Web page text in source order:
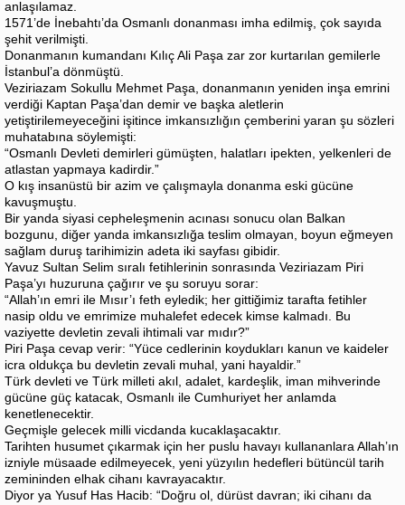
anlaşılamaz.
1571’de İnebahtı’da Osmanlı donanması imha edilmiş, çok sayıda
şehit verilmişti.
Donanmanın kumandanı Kılıç Ali Paşa zar zor kurtarılan gemilerle
İstanbul’a dönmüştü.
Veziriazam Sokullu Mehmet Paşa, donanmanın yeniden inşa emrini
verdiği Kaptan Paşa’dan demir ve başka aletlerin
yetiştirilemeyeceğini işitince imkansızlığın çemberini yaran şu sözleri
muhatabına söylemişti:
“Osmanlı Devleti demirleri gümüşten, halatları ipekten, yelkenleri de
atlastan yapmaya kadirdir.”
O kış insanüstü bir azim ve çalışmayla donanma eski gücüne
kavuşmuştu.
Bir yanda siyasi cepheleşmenin acınası sonucu olan Balkan
bozgunu, diğer yanda imkansızlığa teslim olmayan, boyun eğmeyen
sağlam duruş tarihimizin adeta iki sayfası gibidir.
Yavuz Sultan Selim sıralı fetihlerinin sonrasında Veziriazam Piri
Paşa’yı huzuruna çağırır ve şu soruyu sorar:
“Allah’ın emri ile Mısır’ı feth eyledik; her gittiğimiz tarafta fetihler
nasip oldu ve emrimize muhalefet edecek kimse kalmadı. Bu
vaziyette devletin zevali ihtimali var mıdır?”
Piri Paşa cevap verir: “Yüce cedlerinin koydukları kanun ve kaideler
icra oldukça bu devletin zevali muhal, yani hayaldir.”
Türk devleti ve Türk milleti akıl, adalet, kardeşlik, iman mihverinde
gücüne güç katacak, Osmanlı ile Cumhuriyet her anlamda
kenetlenecektir.
Geçmişle gelecek milli vicdanda kucaklaşacaktır.
Tarihten husumet çıkarmak için her puslu havayı kullananlara Allah’ın
izniyle müsaade edilmeyecek, yeni yüzyılın hedefleri bütüncül tarih
zemininden elhak cihanı kavrayacaktır.
Diyor ya Yusuf Has Hacib: “Doğru ol, dürüst davran; iki cihanı da